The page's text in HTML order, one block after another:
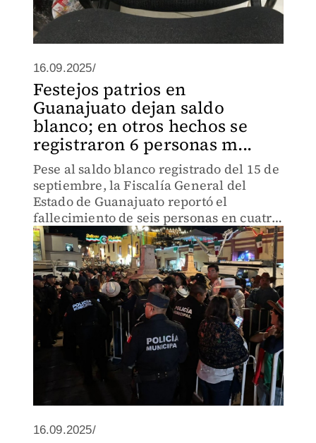
16.09.2025/
Festejos patrios en
Guanajuato dejan saldo
blanco; en otros hechos se
registraron 6 personas m...
Pese al saldo blanco registrado del 15 de
septiembre, la Fiscalía General del
Estado de Guanajuato reportó el
fallecimiento de seis personas en cuatro
municipios diferentes.
16.09.2025/